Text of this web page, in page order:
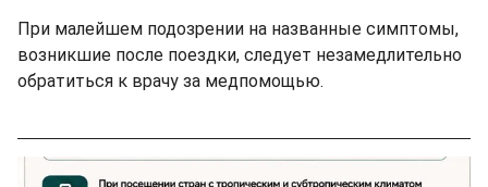
При малейшем подозрении на названные симптомы,
возникшие после поездки, следует незамедлительно
обратиться к врачу за медпомощью.